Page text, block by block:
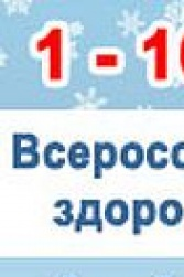
Перейти к основному